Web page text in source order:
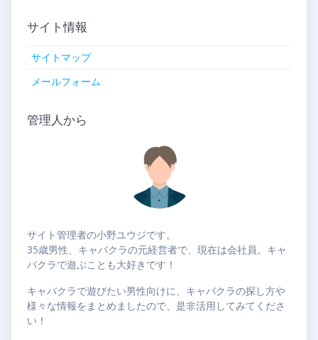
サイト情報
サイトマップ
メールフォーム
管理人から
サイト管理者の小野ユウジです。
35歳男性、キャバクラの元経営者で、現在は会社員。キャ
バクラで遊ぶことも大好きです！
キャバクラで遊びたい男性向けに、キャバクラの探し方や
様々な情報をまとめましたので、是非活用してみてくださ
い！